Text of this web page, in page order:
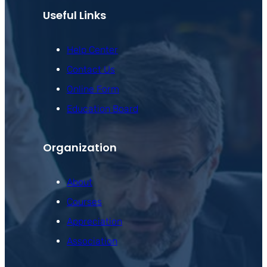
Useful Links
Help Center
Contact Us
Online Form
Education Board
Organization
About
Courses
Appreciation
Association